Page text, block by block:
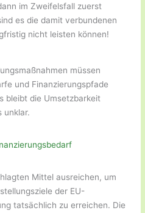
im Zweifelsfall zuerst
es die damit verbundenen
nicht leisten können!
müssen
und Finanzierungspfade
bleibt die Umsetzbarkeit
unklar.
Mittel ausreichen, um
der EU-
tatsächlich zu erreichen. Die